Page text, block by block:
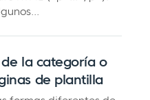
la categoría o
de plantilla